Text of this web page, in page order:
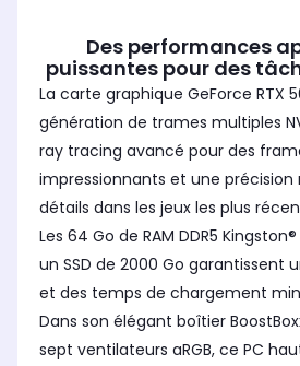
Des performances
puissantes pour des
La carte graphique GeForce RTX
génération de trames multiples
ray tracing avancé pour des
impressionnants et une précision
détails dans les jeux les plus
Les 64 Go de RAM DDR5 Kingston®
un SSD de 2000 Go garantissent
et des temps de chargement
Dans son élégant boîtier
sept ventilateurs aRGB, ce PC